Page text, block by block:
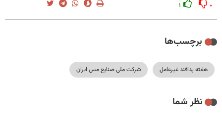
۰ ۱
برچسب‌ها
هفته پدافند غیرعامل شرکت ملی صنایع مس ایران
نظر شما